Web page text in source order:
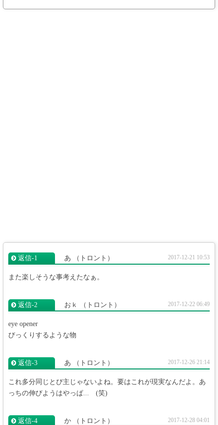
返信‐1 あ （トロント） 2017-12-21 10:53
また楽しそうな事考えたなぁ。
返信‐2 おｋ （トロント） 2017-12-22 06:49
eye opener
びっくりするような物
返信‐3 あ （トロント） 2017-12-26 21:14
これ多分同じとぴ主じゃないよね。要はこれが現実なんだよ。あ
っちの伸びようはやっぱ... (笑)
返信‐4 か （トロント） 2017-12-28 04:01